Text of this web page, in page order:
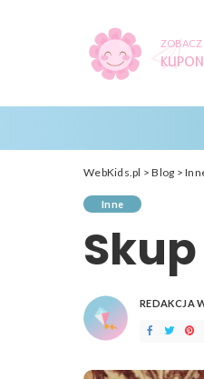
ZOBACZ
WebKids.pl >Blog >
Inne
POSTED
REDAKCJA